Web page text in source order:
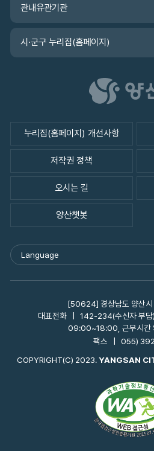
관내유관기관
시·군구 누리집(홈페이지)
누리집(홈페이지) 개선사항
저작권 정책
오시는 길
양산챗봇
Language
외
어
열
[50624] 경상남도 양산시
대표전화
142-234(수신자 부
09:00~18:00, 근무시간
팩스
055)
COPYRIGHT(C) 2023.YANGSAN